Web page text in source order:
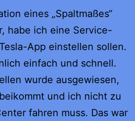
eines „Spaltmaßes“
habe ich eine Service-
App einstellen sollen.
einfach und schnell.
wurde ausgewiesen,
und ich nicht zu
fahren muss. Das war